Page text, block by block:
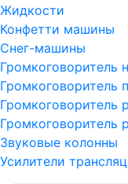
Жидкости
Конфетти машины
Снег-машины
Громкоговоритель
Громкоговоритель
Громкоговоритель
Громкоговоритель
Звуковые колонны
Усилители